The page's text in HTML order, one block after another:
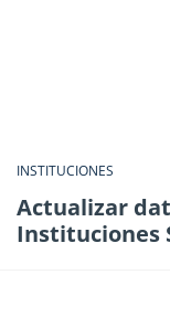
INSTITUCIONES
Actualizar
Instituciones